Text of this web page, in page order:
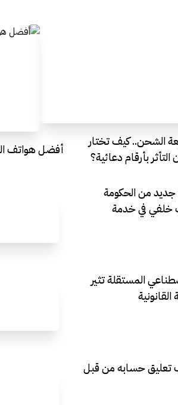
الشحن.. كيف تختار
بأرقام دعائية؟
أفضل هواتف
من الحكومة
خلفي في خدمة
المستقلة تثير
تعليق حسابه من قبل